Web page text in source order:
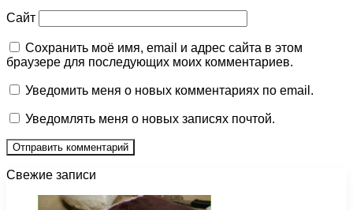
Сайт
Сохранить моё имя, email и адрес сайта в этом
браузере для последующих моих комментариев.
Уведомить меня о новых комментариях по email.
Уведомлять меня о новых записях почтой.
Свежие записи